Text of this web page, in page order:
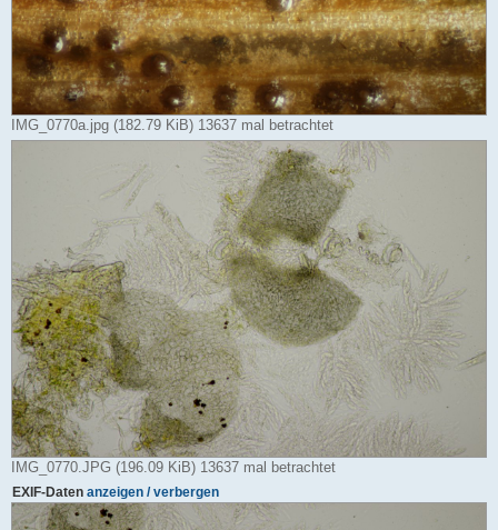
IMG_0770a.jpg (182.79 KiB) 13637 mal betrachtet
IMG_0770.JPG (196.09 KiB) 13637 mal betrachtet
EXIF-Daten anzeigen / verbergen